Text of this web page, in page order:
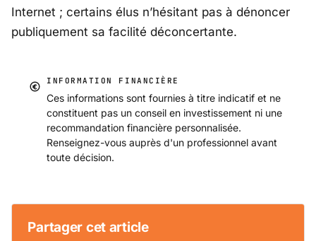
Internet ; certains élus n’hésitant pas à dénoncer
publiquement sa facilité déconcertante.
INFORMATION FINANCIÈRE
Ces informations sont fournies à titre indicatif et ne
constituent pas un conseil en investissement ni une
recommandation financière personnalisée.
Renseignez-vous auprès d'un professionnel avant
toute décision.
Partager cet article